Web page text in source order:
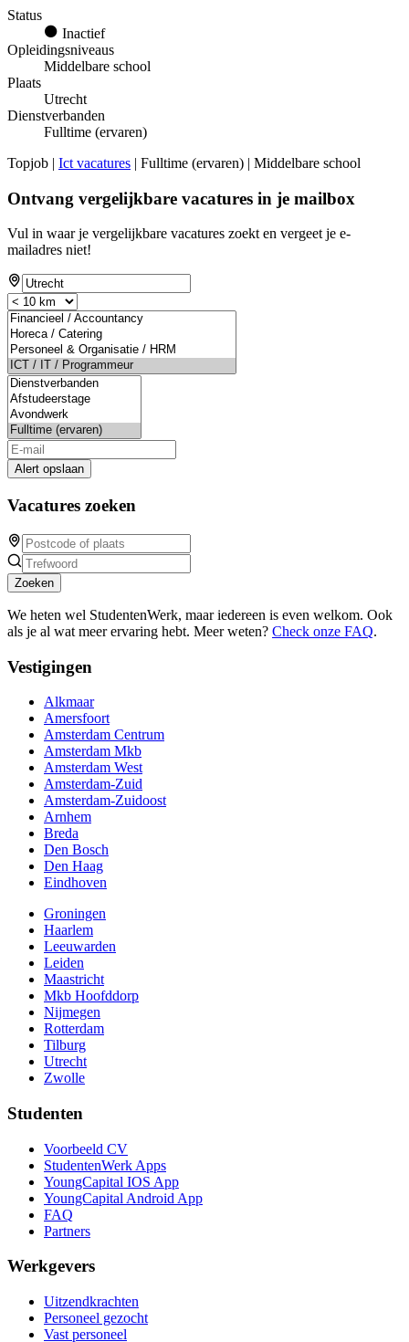
Status
Inactief
Opleidingsniveaus
Middelbare school
Plaats
Utrecht
Dienstverbanden
Fulltime (ervaren)
Topjob | Ict vacatures | Fulltime (ervaren) | Middelbare school
Ontvang vergelijkbare vacatures in je mailbox
Vul in waar je vergelijkbare vacatures zoekt en vergeet je e-
mailadres niet!
Alert opslaan
Vacatures zoeken
Zoeken
We heten wel StudentenWerk, maar iedereen is even welkom. Ook
als je al wat meer ervaring hebt. Meer weten? Check onze FAQ.
Vestigingen
Alkmaar
Amersfoort
Amsterdam Centrum
Amsterdam Mkb
Amsterdam West
Amsterdam-Zuid
Amsterdam-Zuidoost
Arnhem
Breda
Den Bosch
Den Haag
Eindhoven
Groningen
Haarlem
Leeuwarden
Leiden
Maastricht
Mkb Hoofddorp
Nijmegen
Rotterdam
Tilburg
Utrecht
Zwolle
Studenten
Voorbeeld CV
StudentenWerk Apps
YoungCapital IOS App
YoungCapital Android App
FAQ
Partners
Werkgevers
Uitzendkrachten
Personeel gezocht
Vast personeel